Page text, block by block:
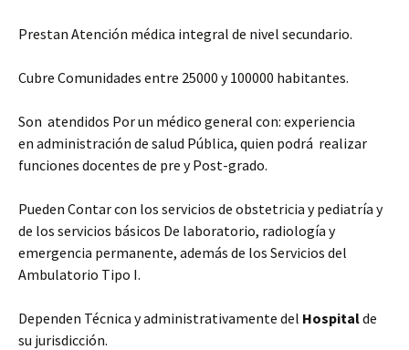
Prestan Atención médica integral de nivel secundario.
Cubre Comunidades entre 25000 y 100000 habitantes.
Son atendidos Por un médico general con: experiencia
en administración de salud Pública, quien podrá realizar
funciones docentes de pre y Post-grado.
Pueden Contar con los servicios de obstetricia y pediatría y
de los servicios básicos De laboratorio, radiología y
emergencia permanente, además de los Servicios del
Ambulatorio Tipo I.
Dependen Técnica y administrativamente del Hospitalde
su jurisdicción.